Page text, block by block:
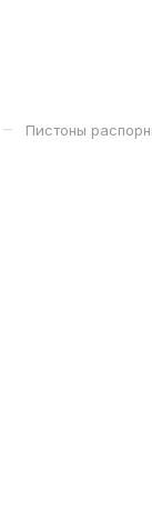
– Пистоны